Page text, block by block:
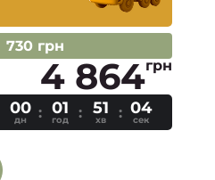
730 грн
4 864грн
00
дн
01
год
51
хв
03
сек